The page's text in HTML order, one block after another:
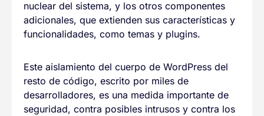
nuclear del sistema, y los otros componentes
adicionales, que extienden sus características y
funcionalidades, como temas y plugins.
Este aislamiento del cuerpo de WordPress del
resto de código, escrito por miles de
desarrolladores, es una medida importante de
seguridad, contra posibles intrusos y contra los